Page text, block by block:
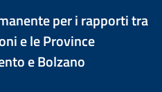
per i rapporti tra
e le Province
e Bolzano